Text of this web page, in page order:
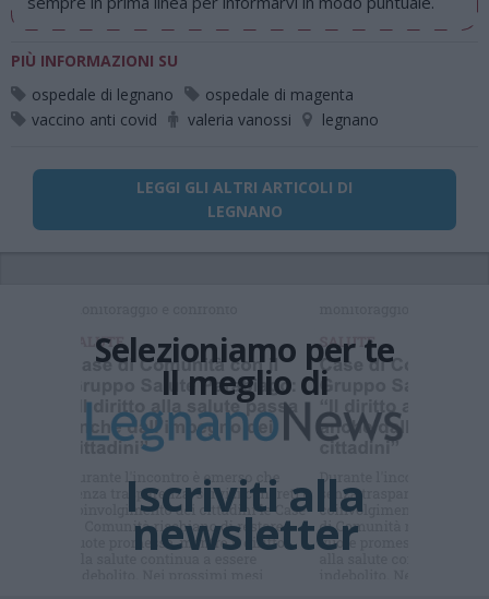
PIÙ INFORMAZIONI SU
ospedale di legnano
ospedale di magenta
vaccino anti covid
valeria vanossi legnano
LEGGI GLI ALTRI ARTICOLI DI
LEGNANO
Selezioniamo per te
Il meglio di
Iscriviti alla
newsletter